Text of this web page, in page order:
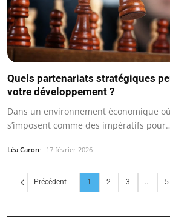
Quels partenariats stratégiques
votre développement ?
Dans un environnement économique
s’imposent comme des impératifs
Léa Caron 17 février 2026
Précédent 1 2 3 ... 5